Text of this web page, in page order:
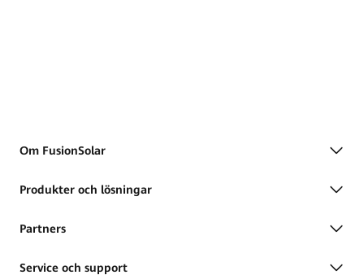
Om FusionSolar
Produkter och lösningar
Partners
Service och support